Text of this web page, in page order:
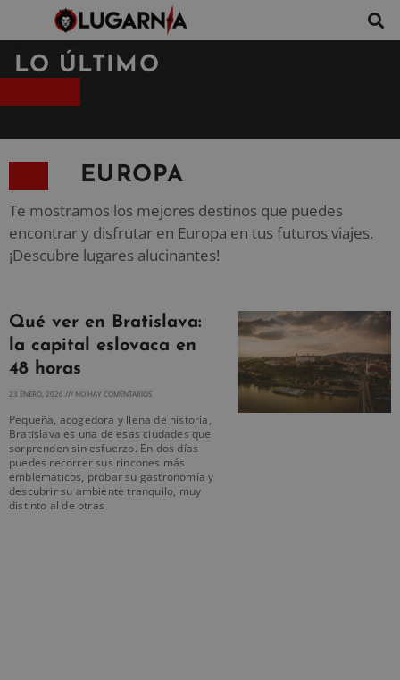
LO ÚLTIMO
EUROPA
Te mostramos los mejores destinos que puedes
encontrar y disfrutar en Europa en tus futuros viajes.
¡Descubre lugares alucinantes!
Qué ver en Bratislava:
la capital eslovaca en
48 horas
23 ENERO, 2026 NO HAY COMENTARIOS
Pequeña, acogedora y llena de historia,
Bratislava es una de esas ciudades que
sorprenden sin esfuerzo. En dos días
puedes recorrer sus rincones más
emblemáticos, probar su gastronomía y
descubrir su ambiente tranquilo, muy
distinto al de otras